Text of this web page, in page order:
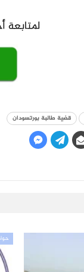
قضية طالبة بورتسودان